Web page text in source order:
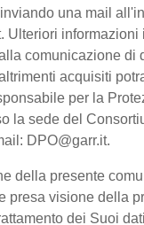
una mail
Ulteriori informazioni
comunicazione di
acquisiti
per la
la sede del
DPO@garr.it.
della presente
presa visione della
dei Suoi